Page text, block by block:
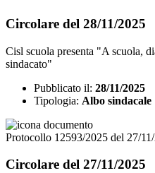
Circolare del 28/11/2025
Cisl scuola presenta "A scuola,
sindacato"
Pubblicato il: 28/11/2025
Tipologia: Albo sindacale
Protocollo 12593/2025 del 27/
Circolare del 27/11/2025